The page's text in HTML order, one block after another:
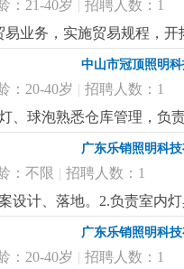
工作守则，有违反守则的
力四级以上3.有较好的沟
有责任心，办事严谨5.熟
调以及语言表达能力7.上
限，产前说明并严格执行
带领团队按时、保质、保
并贯彻达成 4.负责安排人
有效管制之督导 6.负责品
报8.负责作业现场6s工作
理工作经验,有电子产品生
产现场''6s‘管理 更详细 ...
：21-40岁 | 招聘人数：1
业务，实施贸易规程，
现场监装；4、负责单证
；7、相关业务工作的汇
；4、热爱外贸销售工作
和独立处事能力，勇于开
中山市冠顶照明
：20-40岁 | 招聘人数：1
、球泡熟悉仓库管理，负
广东乐销照明科
：不限 | 招聘人数：1
设计、落地。2.负责室内
内照明设计经验，熟练使
墙灯等设计开发业务熟练
广东乐销照明科
：20-40岁 | 招聘人数：1